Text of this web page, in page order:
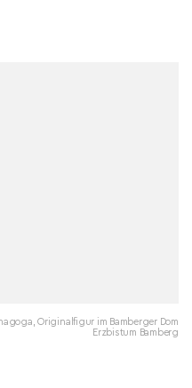
Originalfigur im Bamberger Dom
Erzbistum Bamberg